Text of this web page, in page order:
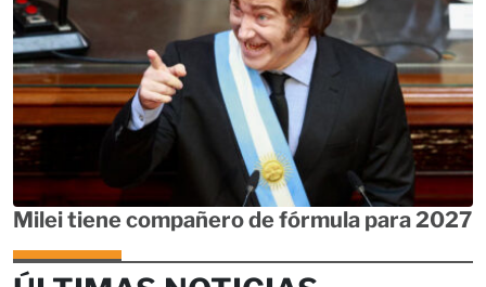
Milei tiene compañero de fórmula para 2027